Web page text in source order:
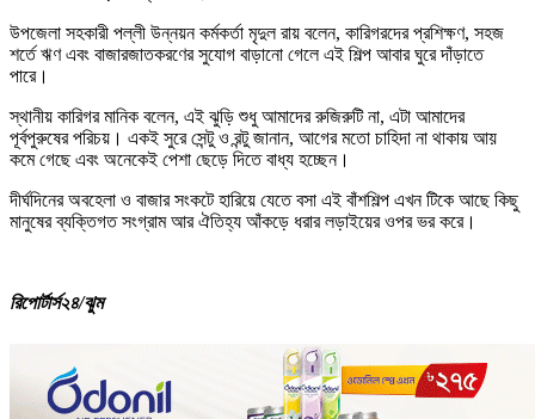
উপজেলা সহকারী পল্লী উন্নয়ন কর্মকর্তা মৃদুল রায় বলেন, কারিগরদের প্রশিক্ষণ, সহজ
শর্তে ঋণ এবং বাজারজাতকরণের সুযোগ বাড়ানো গেলে এই শিল্প আবার ঘুরে দাঁড়াতে
পারে।
স্থানীয় কারিগর মানিক বলেন, এই ঝুড়ি শুধু আমাদের রুজিরুটি না, এটা আমাদের
পূর্বপুরুষের পরিচয়। একই সুরে সেন্টু ও রন্টু জানান, আগের মতো চাহিদা না থাকায় আয়
কমে গেছে এবং অনেকেই পেশা ছেড়ে দিতে বাধ্য হচ্ছেন।
দীর্ঘদিনের অবহেলা ও বাজার সংকটে হারিয়ে যেতে বসা এই বাঁশশিল্প এখন টিকে আছে কিছু
মানুষের ব্যক্তিগত সংগ্রাম আর ঐতিহ্য আঁকড়ে ধরার লড়াইয়ের ওপর ভর করে।
রিপোর্টার্স২৪/ঝুম